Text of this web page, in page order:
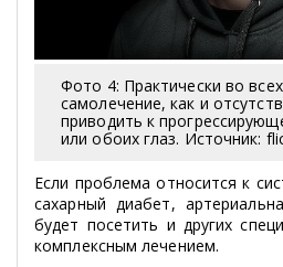
Фото 4: Практически во
самолечение, как и
приводить к
или обоих глаз. Источник:
Если проблема относится к
сахарный диабет,
будет посетить и других
комплексным лечением.